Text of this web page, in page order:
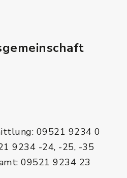
09521 9234 0
9234 -24, -25, -35
09521 9234 23